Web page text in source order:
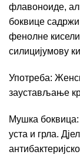
флавоноиде,
боквице
фенолне
силицијумову
Употреба:
заустављање
Мушка боквица:
уста и грла.